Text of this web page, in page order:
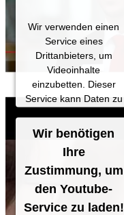
Akzeptieren
Powered by
Usercentrics Consent
Management Platform
Wir verwenden einen
Service eines
Drittanbieters, um
Videoinhalte
einzubetten. Dieser
Service kann Daten zu
sammeln. Bitte lesen
Sie die Details durch
und stimmen Sie der
Nutzung des Service
zu, um dieses Video
Wir benötigen
Ihre
Zustimmung, um
den Youtube-
Service zu laden!